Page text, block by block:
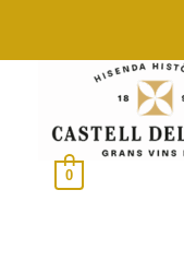
contenido
0